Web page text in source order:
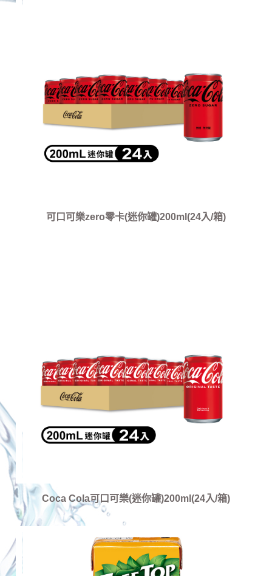
可口可樂zero零卡(迷你罐)200ml(24入/箱)
Coca Cola可口可樂(迷你罐)200ml(24入/箱)